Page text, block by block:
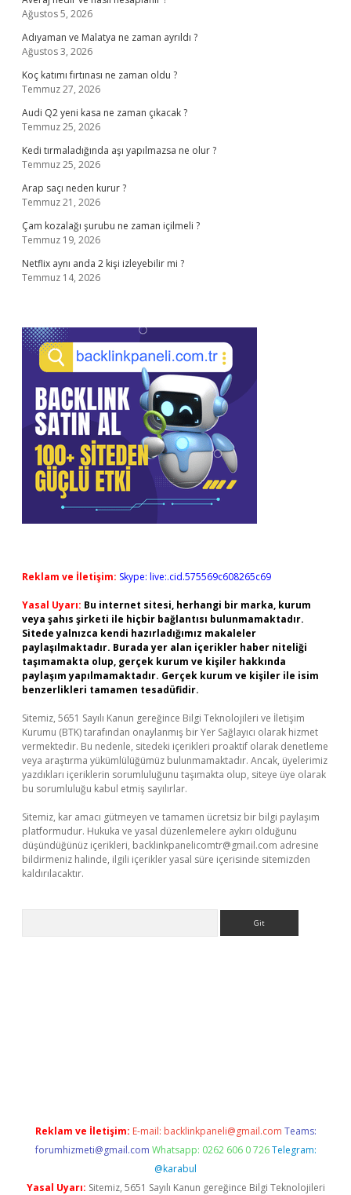
Ağustos 5, 2026
Adıyaman ve Malatya ne zaman ayrıldı ?
Ağustos 3, 2026
Koç katımı fırtınası ne zaman oldu ?
Temmuz 27, 2026
Audi Q2 yeni kasa ne zaman çıkacak ?
Temmuz 25, 2026
Kedi tırmaladığında aşı yapılmazsa ne olur ?
Temmuz 25, 2026
Arap saçı neden kurur ?
Temmuz 21, 2026
Çam kozalağı şurubu ne zaman içilmeli ?
Temmuz 19, 2026
Netflix aynı anda 2 kişi izleyebilir mi ?
Temmuz 14, 2026
Reklam ve İletişim: Skype: live:.cid.575569c608265c69
Yasal Uyarı: Bu internet sitesi, herhangi bir marka, kurum
veya şahıs şirketi ile hiçbir bağlantısı bulunmamaktadır.
Sitede yalnızca kendi hazırladığımız makaleler
paylaşılmaktadır. Burada yer alan içerikler haber niteliği
taşımamakta olup, gerçek kurum ve kişiler hakkında
paylaşım yapılmamaktadır. Gerçek kurum ve kişiler ile isim
benzerlikleri tamamen tesadüfidir.
Sitemiz, 5651 Sayılı Kanun gereğince Bilgi Teknolojileri ve İletişim
Kurumu (BTK) tarafından onaylanmış bir Yer Sağlayıcı olarak hizmet
vermektedir. Bu nedenle, sitedeki içerikleri proaktif olarak denetleme
veya araştırma yükümlülüğümüz bulunmamaktadır. Ancak, üyelerimiz
yazdıkları içeriklerin sorumluluğunu taşımakta olup, siteye üye olarak
bu sorumluluğu kabul etmiş sayılırlar.
Sitemiz, kar amacı gütmeyen ve tamamen ücretsiz bir bilgi paylaşım
platformudur. Hukuka ve yasal düzenlemelere aykırı olduğunu
düşündüğünüz içerikleri, backlinkpanelicomtr@gmail.com adresine
bildirmeniz halinde, ilgili içerikler yasal süre içerisinde sitemizden
kaldırılacaktır.
Reklam ve İletişim: E-mail: backlinkpaneli@gmail.com Teams:
forumhizmeti@gmail.com Whatsapp: 0262 606 0 726 Telegram:
@karabul
Yasal Uyarı: Sitemiz, 5651 Sayılı Kanun gereğince Bilgi Teknolojileri